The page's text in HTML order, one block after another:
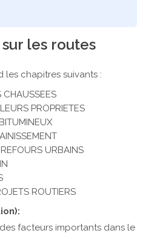
les routes
chapitres suivants :
CHAUSSEES
PROPRIETES
URBAINS
ROUTIERS
facteurs importants dans le